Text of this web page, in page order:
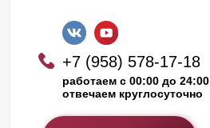
+7 (958) 578-17-18
работаем с 00:00 до 24:00
отвечаем круглосуточно